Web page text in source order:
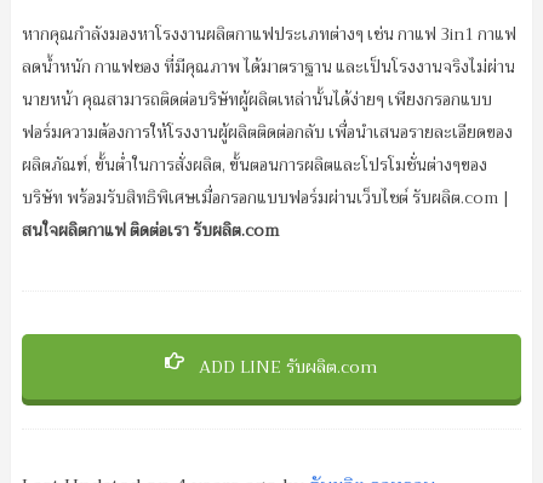
หากคุณกำลังมองหาโรงงานผลิตกาแฟประเภทต่างๆ เช่น กาแฟ 3in1 กาแฟ
ลดน้ำหนัก กาแฟซอง ที่มีคุณภาพ ได้มาตราฐาน และเป็นโรงงานจริงไม่ผ่าน
นายหน้า คุณสามารถติดต่อบริษัทผู้ผลิตเหล่านั้นได้ง่ายๆ เพียงกรอกแบบ
ฟอร์มความต้องการให้โรงงานผู้ผลิตติดต่อกลับ เพื่อนำเสนอรายละเอียดของ
ผลิตภัณฑ์, ขั้นต่ำในการสั่งผลิต, ขั้นตอนการผลิตและโปรโมชั่นต่างๆของ
บริษัท พร้อมรับสิทธิพิเศษเมื่อกรอกแบบฟอร์มผ่านเว็บไซต์ รับผลิต.com |
สนใจผลิตกาแฟ ติดต่อเรา รับผลิต.com
ADD LINE รับผลิต.com